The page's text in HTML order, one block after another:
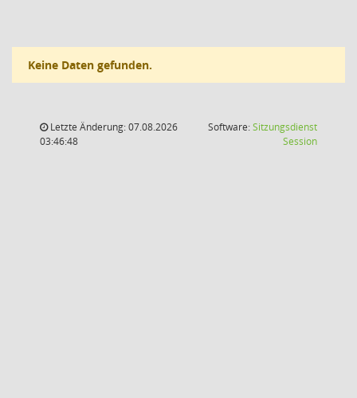
Keine Daten gefunden.
Letzte Änderung: 07.08.2026
03:46:48
Software:Sitzungsdienst
Session(Wird in